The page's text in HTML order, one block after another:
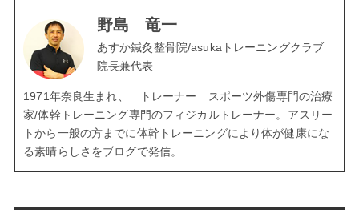
野島 竜一
あすか鍼灸整骨院/asukaトレーニングクラブ
院長兼代表
1971年奈良生まれ、 トレーナー スポーツ外傷専門の治療
家/体幹トレーニング専門のフィジカルトレーナー。アスリー
トから一般の方までに体幹トレーニングにより体が健康にな
る素晴らしさをブログで発信。